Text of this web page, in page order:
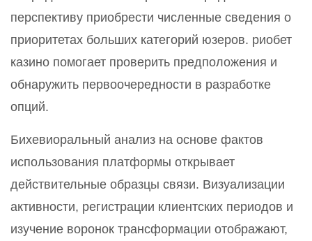
перспективу приобрести численные сведения о
приоритетах больших категорий юзеров. риобет
казино помогает проверить предположения и
обнаружить первоочередности в разработке
опций.
Бихевиоральный анализ на основе фактов
использования платформы открывает
действительные образцы связи. Визуализации
активности, регистрации клиентских периодов и
изучение воронок трансформации отображают,